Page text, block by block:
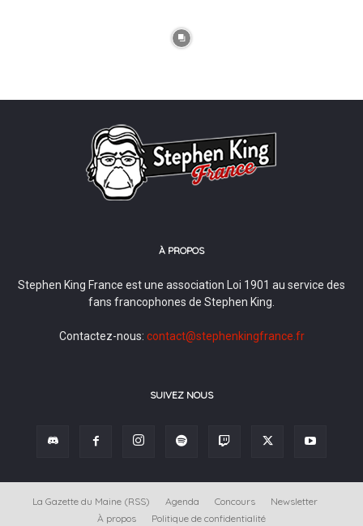
À PROPOS
Stephen King France est une association Loi 1901 au service des
fans francophones de Stephen King.
Contactez-nous: contact@stephenkingfrance.fr
SUIVEZ NOUS
La Gazette du Maine (RSS) Agenda Concours
Newsletter
À propos
Politique de confidentialité